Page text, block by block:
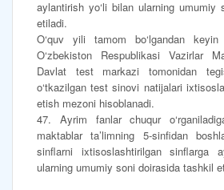
aylantirish yo‘li bilan ularning umumiy
etiladi.
O‘quv yili tamom bo‘lgandan keyin
O‘zbekiston Respublikasi Vazirlar
Davlat test markazi tomonidan
o‘tkazilgan test sinovi natijalari
etish mezoni hisoblanadi.
47. Ayrim fanlar chuqur
maktablar ta’limning 5-sinfidan
sinflarni ixtisoslashtirilgan sinflarga
ularning umumiy soni doirasida tashkil